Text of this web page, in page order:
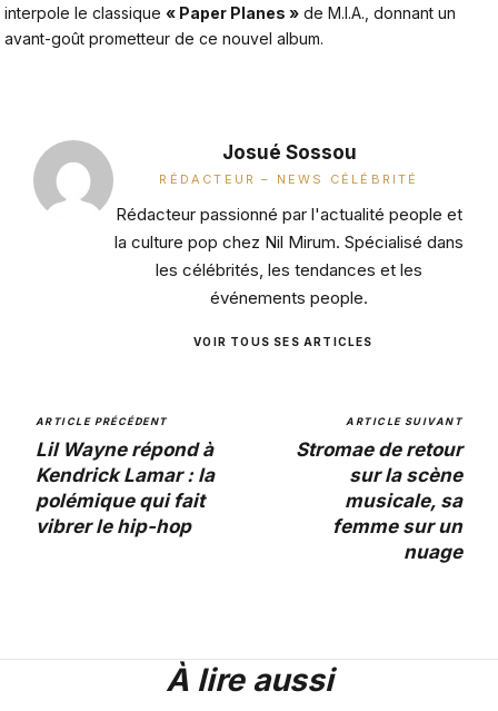
interpole le classique « Paper Planes » de M.I.A., donnant un
avant-goût prometteur de ce nouvel album.
Josué Sossou
RÉDACTEUR – NEWS CÉLÉBRITÉ
Rédacteur passionné par l'actualité people et
la culture pop chez Nil Mirum. Spécialisé dans
les célébrités, les tendances et les
événements people.
VOIR TOUS SES ARTICLES
ARTICLE PRÉCÉDENT
Lil Wayne répond à
Kendrick Lamar : la
polémique qui fait
vibrer le hip-hop
ARTICLE SUIVANT
Stromae de retour
sur la scène
musicale, sa
femme sur un
nuage
À lire aussi